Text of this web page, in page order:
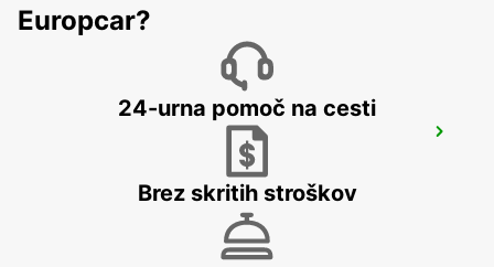
VESOUL RAILWAY STATION - SERVICE
Europcar?
24-urna pomoč na cesti
Brez skritih stroškov